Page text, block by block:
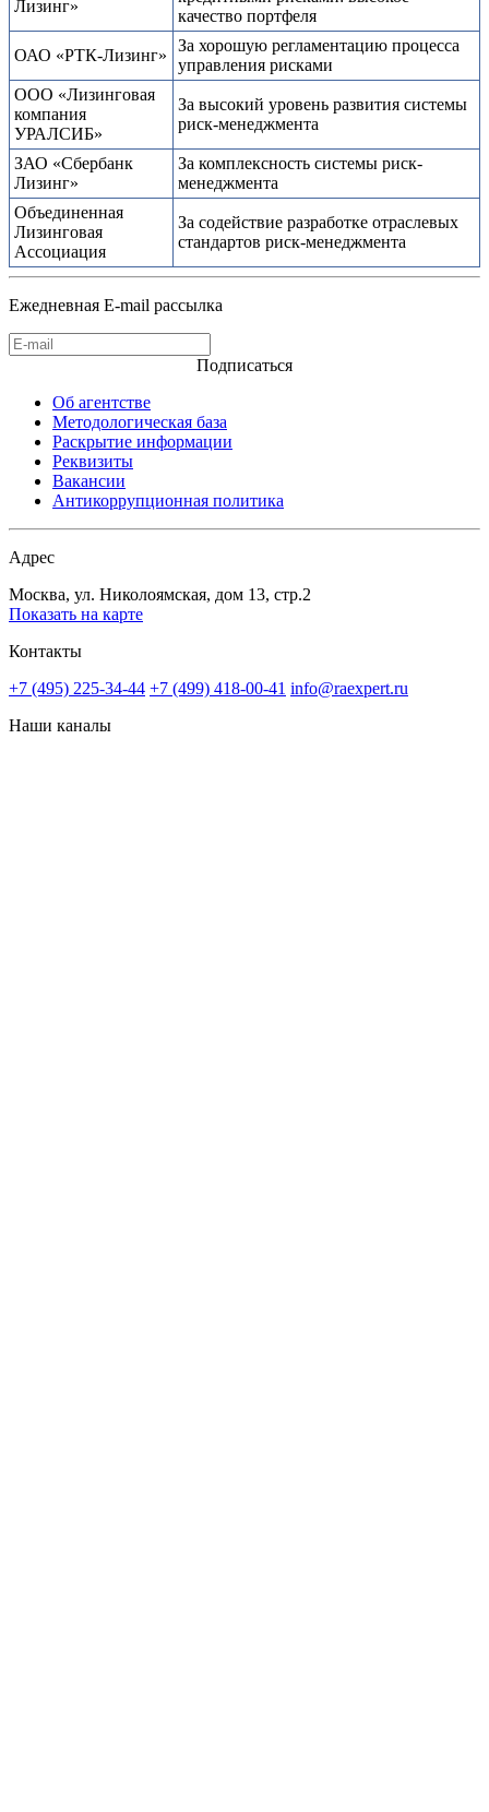
Лизинг»
качество портфеля
ОАО «РТК-Лизинг»
За хорошую регламентацию процесса
управления рисками
ООО «Лизинговая
компания
УРАЛСИБ»
За высокий уровень развития системы
риск-менеджмента
ЗАО «Сбербанк
Лизинг»
За комплексность системы риск-
менеджмента
Объединенная
Лизинговая
Ассоциация
За содействие разработке отраслевых
стандартов риск-менеджмента
Ежедневная E-mail рассылка
Подписаться
Об агентстве
Методологическая база
Раскрытие информации
Реквизиты
Вакансии
Антикоррупционная политика
Адрес
Москва, ул. Николоямская, дом 13, стр.2
Показать на карте
Контакты
+7 (495) 225-34-44 +7 (499) 418-00-41 info@raexpert.ru
Наши каналы